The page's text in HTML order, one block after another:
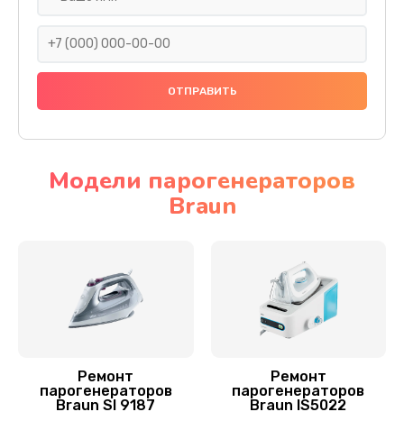
Замена термостата
Замена нагревательного элемента
Замена шнура питания
Корпусный ремонт (замена резинок, креплений,
Модели парогенераторов
Braun
Ремонт
парогенераторов
Braun SI 9187
Ремонт
парогенераторов
Braun IS5022